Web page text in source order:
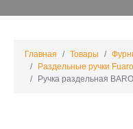
Главная Товары
Раздельные ручки Fuaro
Ручка раздельная